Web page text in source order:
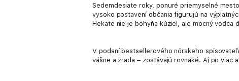
Sedemdesiate roky, ponuré priemyselné
vysoko postavení občania figurujú na
Hekate nie je bohyňa kúziel, ale mocný
V podaní bestsellerového nórskeho
vášne a zrada – zostávajú rovnaké. Aj po viac